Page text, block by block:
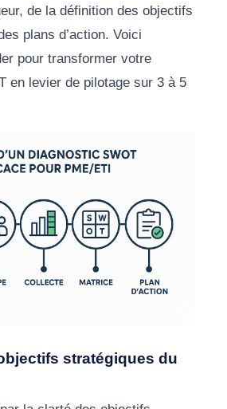
de la définition des objectifs
plans d’action. Voici
pour transformer votre
en levier de pilotage sur 3 à 5
stratégiques du